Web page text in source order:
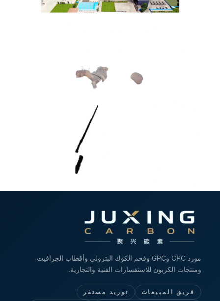
مورد CPC وGPC وفحم الكوك البترولي وأقطاب الجرافيت
ومنتجات الكربون للاستفسارات الفنية والتجارية.
فريق المبيعات
توريد مستقر